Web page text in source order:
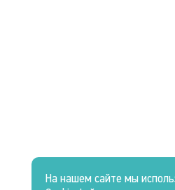
На нашем сайте мы